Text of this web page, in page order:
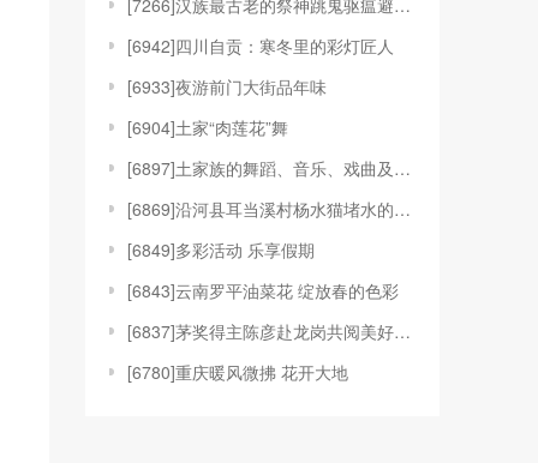
[7266]汉族最古老的祭神跳鬼驱瘟避疫舞蹈—傩戏
[6942]四川自贡：寒冬里的彩灯匠人
[6933]夜游前门大街品年味
[6904]土家“肉莲花”舞
[6897]土家族的舞蹈、音乐、戏曲及工艺
[6869]沿河县耳当溪村杨水猫堵水的传说
[6849]多彩活动 乐享假期
[6843]云南罗平油菜花 绽放春的色彩
[6837]茅奖得主陈彦赴龙岗共阅美好生活
[6780]重庆暖风微拂 花开大地